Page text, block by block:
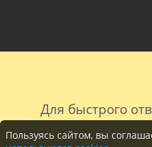
Для быстрого
Пользуясь сайтом, вы